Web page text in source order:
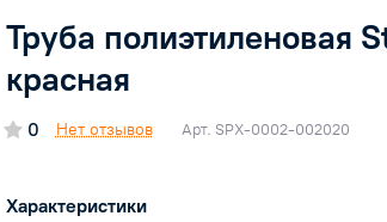
Труба полиэтиленовая
красная
0 Нет отзывов Арт. SPX-0002-002020
Характеристики